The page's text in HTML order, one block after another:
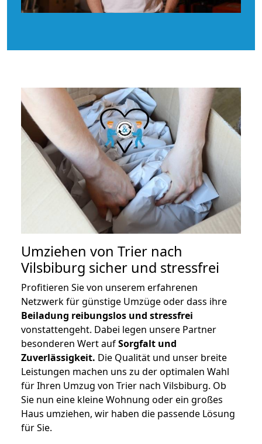
Umziehen von Trier nach
Vilsbiburg sicher und stressfrei
Profitieren Sie von unserem erfahrenen
Netzwerk für günstige Umzüge oder dass ihre
Beiladung reibungslos und stressfrei
vonstattengeht. Dabei legen unsere Partner
besonderen Wert aufSorgfalt und
Zuverlässigkeit. Die Qualität und unser breite
Leistungen machen uns zu der optimalen Wahl
für Ihren Umzug von Trier nach Vilsbiburg. Ob
Sie nun eine kleine Wohnung oder ein großes
Haus umziehen, wir haben die passende Lösung
für Sie.